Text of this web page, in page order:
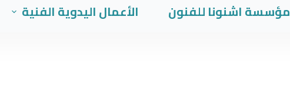
مؤسسة اشنونا للفنون الأعمال اليدوية الفنية